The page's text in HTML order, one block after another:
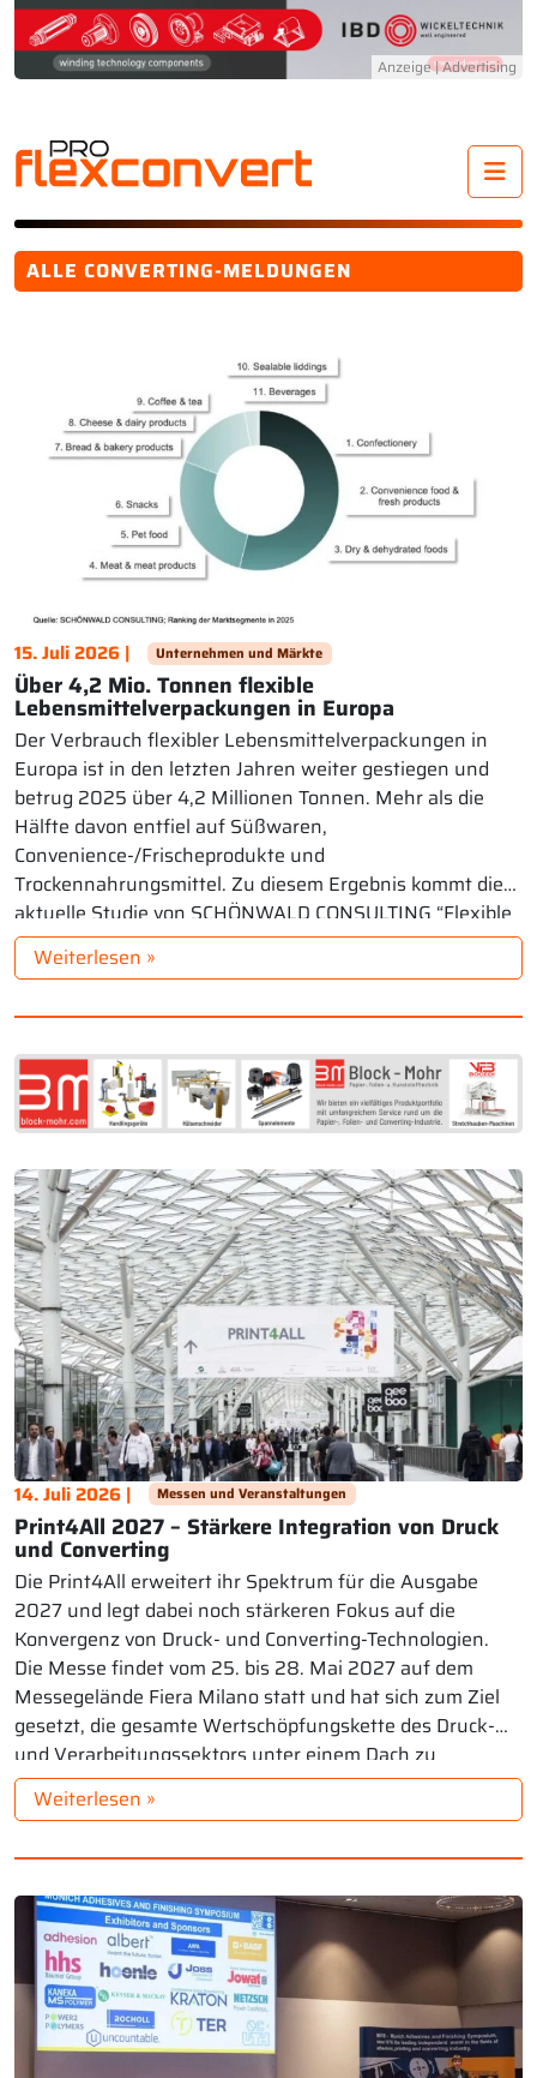
ALLE CONVERTING-MELDUNGEN
15. Juli 2026 | Unternehmen und Märkte
Über 4,2 Mio. Tonnen flexible
Lebensmittelverpackungen in Europa
Der Verbrauch flexibler Lebensmittelverpackungen in
Europa ist in den letzten Jahren weiter gestiegen und
betrug 2025 über 4,2 Millionen Tonnen. Mehr als die
Hälfte davon entfiel auf Süßwaren,
Convenience-/Frischeprodukte und
Trockennahrungsmittel. Zu diesem Ergebnis kommt die
aktuelle Studie von SCHÖNWALD CONSULTING “Flexible
Food Packaging in Europe“ vom April 2026. Sie bewertet
den Verbrauch im Jahr […]
Weiterlesen »
14. Juli 2026 | Messen und Veranstaltungen
Print4All 2027 – Stärkere Integration von Druck
und Converting
Die Print4All erweitert ihr Spektrum für die Ausgabe
2027 und legt dabei noch stärkeren Fokus auf die
Konvergenz von Druck- und Converting-Technologien.
Die Messe findet vom 25. bis 28. Mai 2027 auf dem
Messegelände Fiera Milano statt und hat sich zum Ziel
gesetzt, die gesamte Wertschöpfungskette des Druck-
und Verarbeitungssektors unter einem Dach zu
präsentieren […]
Weiterlesen »